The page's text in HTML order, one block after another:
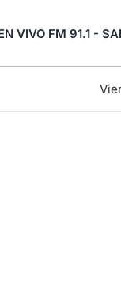
VIVO FM 91.1 -